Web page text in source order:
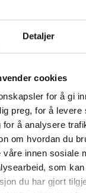
Detaljer
cookies
for å gi
preg, for å levere
for å analysere
om hvordan du
innen sosiale
som
du har gjort